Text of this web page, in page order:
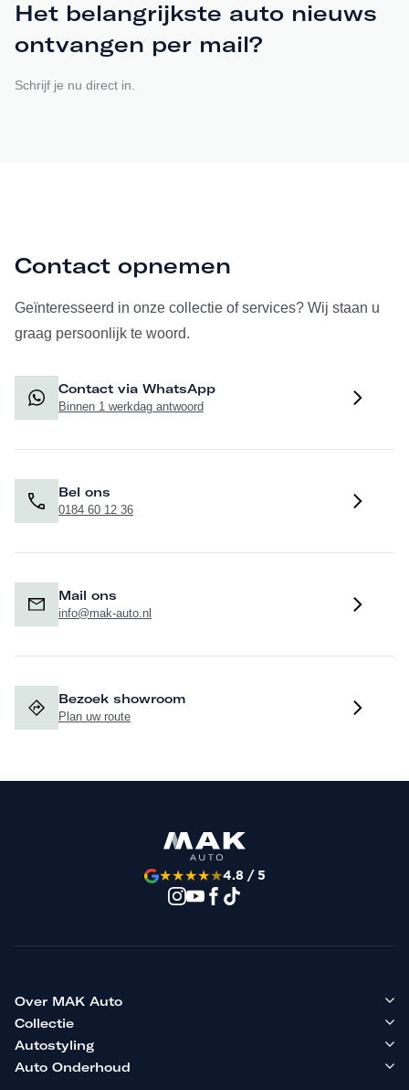
Het belangrijkste auto nieuws
ontvangen per mail?
Schrijf je nu direct in.
Contact opnemen
Geïnteresseerd in onze collectie of services? Wij staan u
graag persoonlijk te woord.
Contact via WhatsApp
Binnen 1 werkdag antwoord
Bel ons
0184 60 12 36
Mail ons
info@mak-auto.nl
Bezoek showroom
Plan uw route
★★★★★4.8 / 5
Over MAK Auto
Collectie
Autostyling
Auto Onderhoud